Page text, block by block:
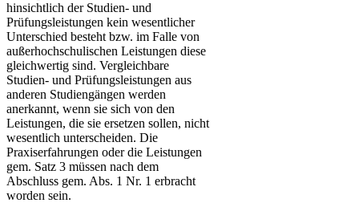
hinsichtlich der Studien- und
Prüfungsleistungen kein wesentlicher
Unterschied besteht bzw. im Falle von
außerhochschulischen Leistungen diese
gleichwertig sind. Vergleichbare
Studien- und Prüfungsleistungen aus
anderen Studiengängen werden
anerkannt, wenn sie sich von den
Leistungen, die sie ersetzen sollen, nicht
wesentlich unterscheiden. Die
Praxiserfahrungen oder die Leistungen
gem. Satz 3 müssen nach dem
Abschluss gem. Abs. 1 Nr. 1 erbracht
worden sein.